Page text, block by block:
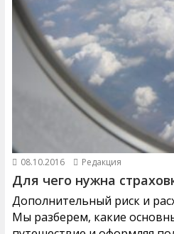
08.10.2016 Редакция
Для чего нужна
Дополнительный риск и
Мы разберем, какие